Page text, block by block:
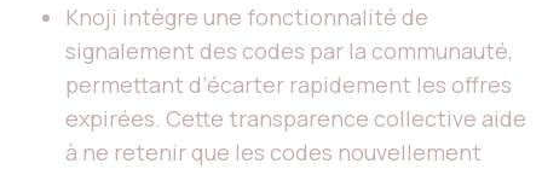
Knoji intègre une fonctionnalité de
signalement des codes par la communauté,
permettant d’écarter rapidement les offres
expirées. Cette transparence collective aide
à ne retenir que les codes nouvellement